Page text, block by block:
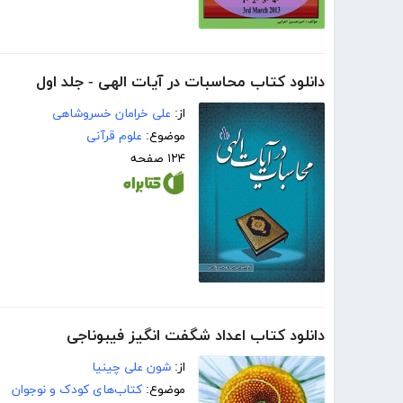
دانلود کتاب محاسبات در آیات الهی - جلد اول
از: علی خرامان خسروشاهی
موضوع: علوم قرآنی
۱۲۴ صفحه
دانلود کتاب اعداد شگفت انگیز فیبوناجی
از: شون علی چینیا
موضوع: کتاب‌های کودک و نوجوان